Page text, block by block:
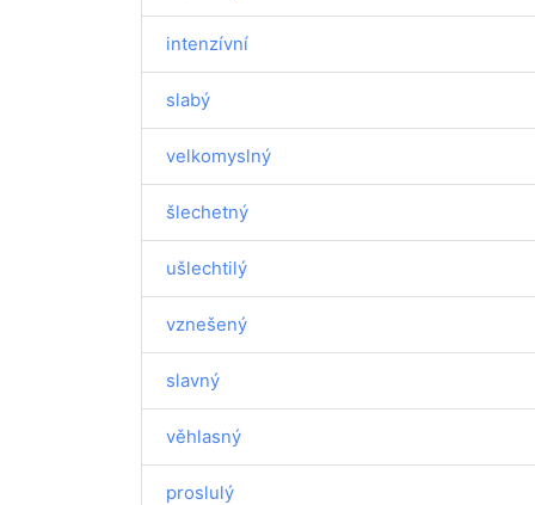
intenzívní
slabý
velkomyslný
šlechetný
ušlechtilý
vznešený
slavný
věhlasný
proslulý